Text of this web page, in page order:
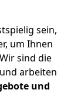
sein,
um Ihnen
sind die
und arbeiten
und